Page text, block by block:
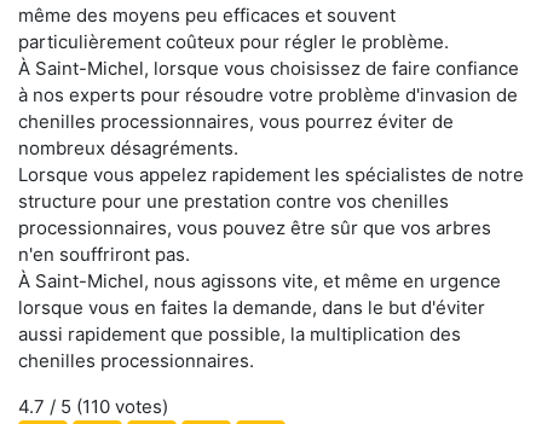
même des moyens peu efficaces et souvent
particulièrement coûteux pour régler le problème.
À Saint-Michel, lorsque vous choisissez de faire confiance
à nos experts pour résoudre votre problème d'invasion de
chenilles processionnaires, vous pourrez éviter de
nombreux désagréments.
Lorsque vous appelez rapidement les spécialistes de notre
structure pour une prestation contre vos chenilles
processionnaires, vous pouvez être sûr que vos arbres
n'en souffriront pas.
À Saint-Michel, nous agissons vite, et même en urgence
lorsque vous en faites la demande, dans le but d'éviter
aussi rapidement que possible, la multiplication des
chenilles processionnaires.
4.7 / 5 (110 votes)